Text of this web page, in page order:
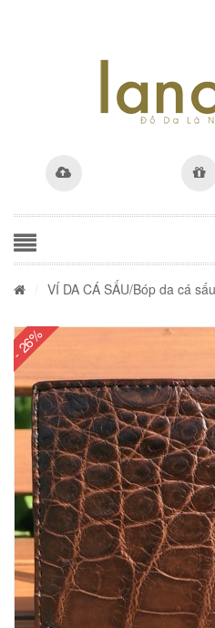
VÍ DA CÁ SẤU/Bóp da cá
- 26%